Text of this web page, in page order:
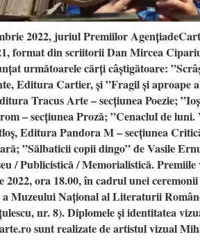
2022, juriul Premiilor
format din scriitorii Dan Mircea
următoarele cărți câștigătoare:
Editura Cartier, și ”Fragil și aproape
Tracus Arte – secțiunea Poezie;
– secțiunea Proză; ”Cenaclul de luni.
Editura Pandora M – secțiunea
”Sălbaticii copii dingo” de Vasile
/ Publicistică / Memorialistică.
2022, ora 18.00, în cadrul unei ceremonii
a Muzeului Național al Literaturii
nr. 8). Diplomele și identitatea
sunt realizate de artistul vizual